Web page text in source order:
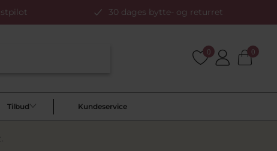
30 dages bytte- og returret
0 0
Tilbud Kundeservice